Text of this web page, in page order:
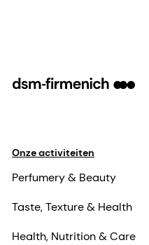
Onze activiteiten
Perfumery & Beauty
Taste, Texture & Health
Health, Nutrition & Care